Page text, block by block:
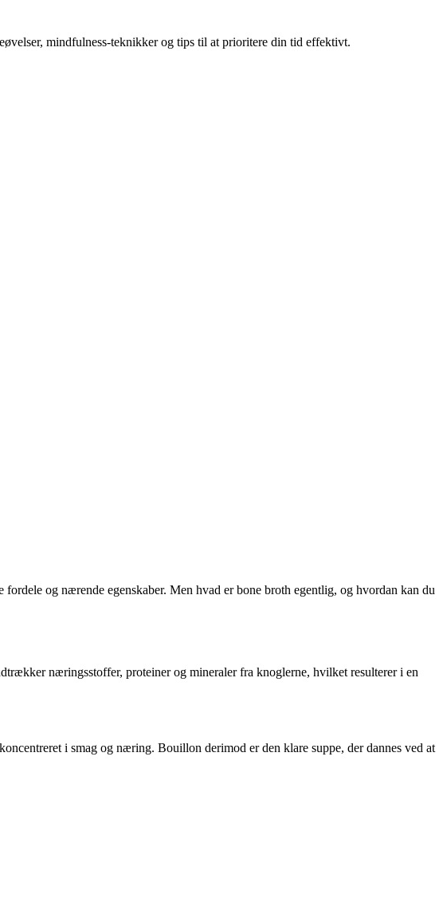
mindfulness-teknikker og tips til at prioritere din tid effektivt.
og nærende egenskaber. Men hvad er bone broth egentlig, og hvordan kan du
næringsstoffer, proteiner og mineraler fra knoglerne, hvilket resulterer i en
i smag og næring. Bouillon derimod er den klare suppe, der dannes ved at